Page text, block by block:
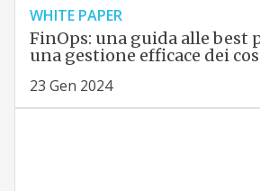
WHITE PAPER
FinOps: una guida alle best
una gestione efficace dei
23 Gen 2024